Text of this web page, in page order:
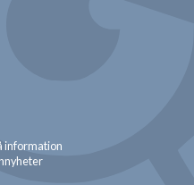
information